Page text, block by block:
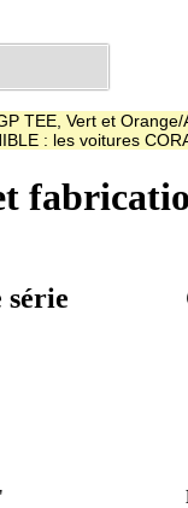
TEE, Vert et
: les voitures